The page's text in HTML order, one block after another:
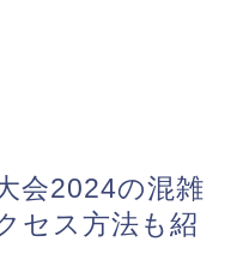
会2024の混雑
セス方法も紹